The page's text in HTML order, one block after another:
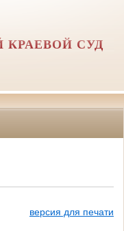
КРАЕВОЙ СУД
версия для печати